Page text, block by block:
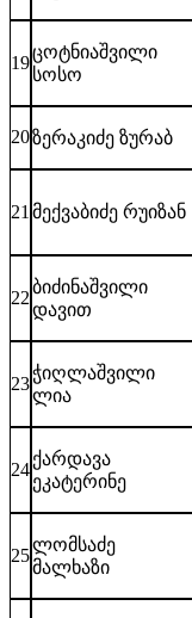
19
ცოტნიაშვილი
სოსო
20ზერაკიძე ზურაბ
21 მექვაბიძე რუიზან
22
ბიძინაშვილი
დავით
23
ჭიღლაშვილი
ლია
24
ქარდავა
ეკატერინე
25
ლომსაძე
მალხაზი